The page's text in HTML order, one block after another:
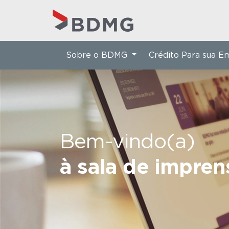
Bem-vindo(a)
à sala de
Sobre o BDMG Crédito Para sua